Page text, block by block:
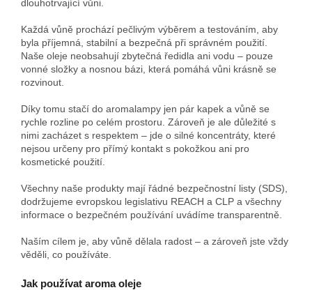
dlouhotrvající vůni.
Každá vůně prochází pečlivým výběrem a testováním, aby
byla příjemná, stabilní a bezpečná při správném použití.
Naše oleje neobsahují zbytečná ředidla ani vodu – pouze
vonné složky a nosnou bázi, která pomáhá vůni krásně se
rozvinout.
Díky tomu stačí do aromalampy jen pár kapek a vůně se
rychle rozline po celém prostoru. Zároveň je ale důležité s
nimi zacházet s respektem – jde o silné koncentráty, které
nejsou určeny pro přímý kontakt s pokožkou ani pro
kosmetické použití.
Všechny naše produkty mají řádné bezpečnostní listy (SDS),
dodržujeme evropskou legislativu REACH a CLP a všechny
informace o bezpečném používání uvádíme transparentně.
Naším cílem je, aby vůně dělala radost – a zároveň jste vždy
věděli, co používáte.
Jak používat aroma oleje